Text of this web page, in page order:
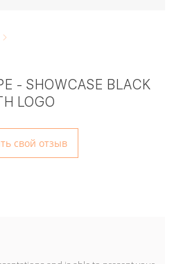
SHOWCASE BLACK
LOGO
свой отзыв